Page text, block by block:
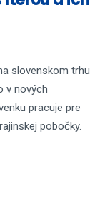
slovenskom trhu
v nových
pracuje pre
pobočky.